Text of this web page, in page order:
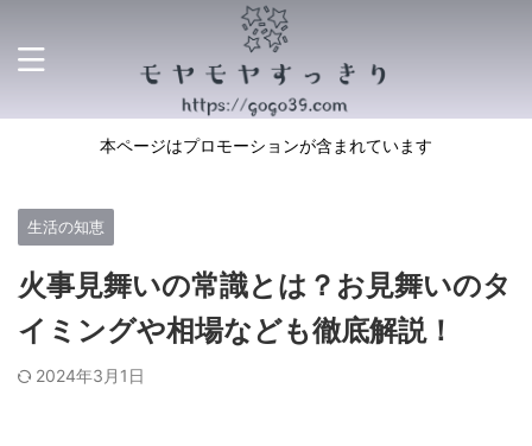
本ページはプロモーションが含まれています
生活の知恵
火事見舞いの常識とは？お見舞いのタ
イミングや相場なども徹底解説！
2024年3月1日